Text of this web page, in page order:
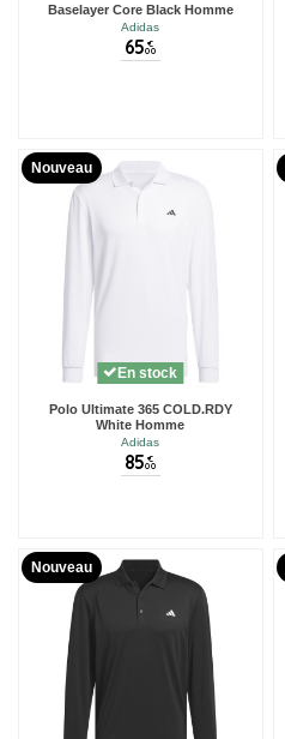
Baselayer Core Black Homme
Adidas
65 €
00
Nouveau
En stock
Polo Ultimate 365 COLD.RDY
White Homme
Adidas
85 €
00
Nouveau